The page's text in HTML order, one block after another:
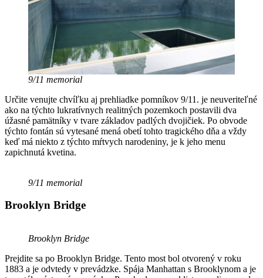
9/11 memorial
Určite venujte chvíľku aj prehliadke pomníkov 9/11. je neuveriteľné
ako na týchto lukratívnych realitných pozemkoch postavili dva
úžasné pamätníky v tvare základov padlých dvojičiek. Po obvode
týchto fontán sú vytesané mená obetí tohto tragického dňa a vždy
keď má niekto z týchto mŕtvych narodeniny, je k jeho menu
zapichnutá kvetina.
9/11 memorial
Brooklyn Bridge
Brooklyn Bridge
Prejdite sa po Brooklyn Bridge. Tento most bol otvorený v roku
1883 a je odvtedy v prevádzke. Spája Manhattan s Brooklynom a je